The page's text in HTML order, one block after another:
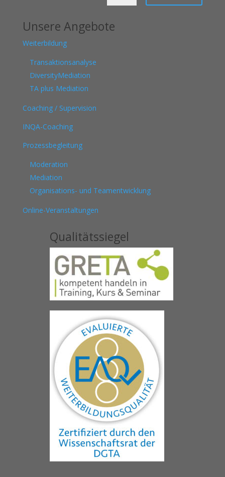
Unsere Angebote
Weiterbildung
Transaktionsanalyse
DiversityMediation
TA plus Mediation
Coaching / Supervision
INQA-Coaching
Prozessbegleitung
Moderation
Mediation
Organisations- und Teamentwicklung
Online-Veranstaltungen
Qualitätssiegel